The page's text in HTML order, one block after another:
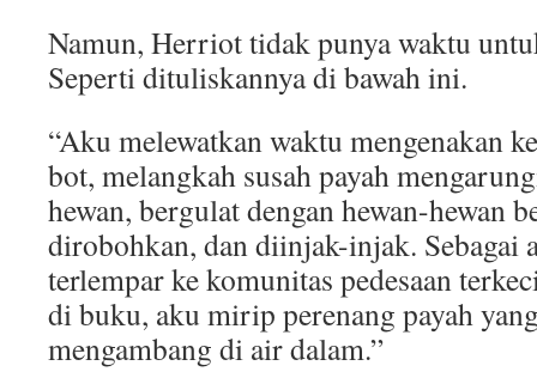
Namun, Herriot tidak punya waktu
Seperti dituliskannya di bawah ini.
“Aku melewatkan waktu mengenakan
bot, melangkah susah payah
hewan, bergulat dengan hewan-hewan
dirobohkan, dan diinjak-injak. Sebagai
terlempar ke komunitas pedesaan
di buku, aku mirip perenang payah
mengambang di air dalam.”